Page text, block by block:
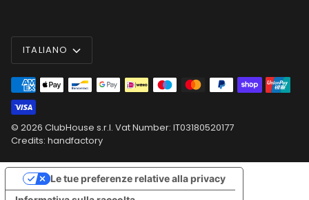
Lingua
ITALIANO
© 2026 ClubHouse s.r.l. Vat Number: IT03180520177
Credits: handfactory
Le tue preferenze relative alla privacy